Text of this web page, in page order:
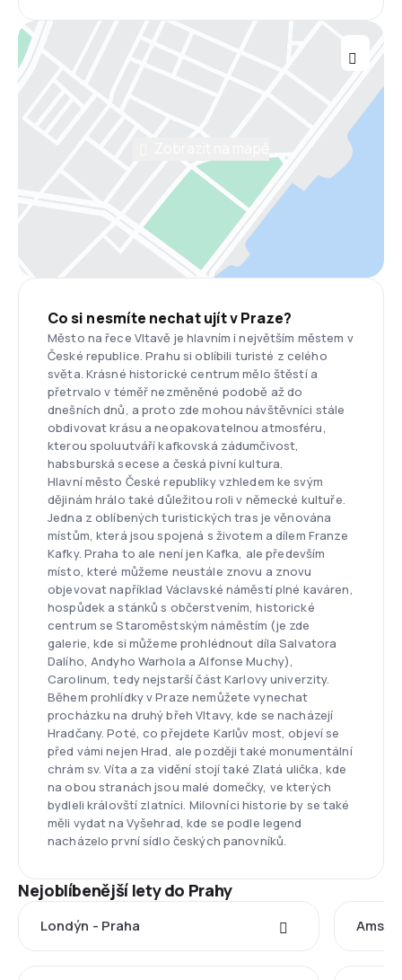
Co si nesmíte nechat ujít v Praze?
Město na řece Vltavě je hlavním i největším městem v
České republice. Prahu si oblíbili turisté z celého
světa. Krásné historické centrum mělo štěstí a
přetrvalo v téměř nezměněné podobě až do
dnešních dnů, a proto zde mohou návštěvníci stále
obdivovat krásu a neopakovatelnou atmosféru,
kterou spoluutváří kafkovská zádumčivost,
habsburská secese a česká pivní kultura.
Hlavní město České republiky vzhledem ke svým
dějinám hrálo také důležitou roli v německé kultuře.
Jedna z oblíbených turistických tras je věnována
místům, která jsou spojená s životem a dílem Franze
Kafky. Praha to ale není jen Kafka, ale především
místo, které můžeme neustále znovu a znovu
objevovat například Václavské náměstí plné kaváren,
hospůdek a stánků s občerstvením, historické
centrum se Staroměstským náměstím (je zde
galerie, kde si můžeme prohlédnout díla Salvatora
Dalího, Andyho Warhola a Alfonse Muchy),
Carolinum, tedy nejstarší část Karlovy univerzity.
Během prohlídky v Praze nemůžete vynechat
procházku na druhý břeh Vltavy, kde se nacházejí
Hradčany. Poté, co přejdete Karlův most, objeví se
před vámi nejen Hrad, ale později také monumentální
chrám sv. Víta a za vidění stojí také Zlatá ulička, kde
na obou stranách jsou malé domečky, ve kterých
bydleli královští zlatníci. Milovníci historie by se také
měli vydat na Vyšehrad, kde se podle legend
nacházelo první sídlo českých panovníků.
Nejoblíbenější lety do Prahy
Londýn - Praha